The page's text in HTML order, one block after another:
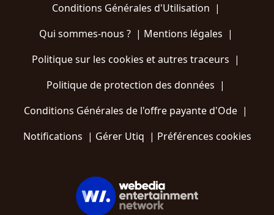
Conditions Générales d'Utilisation |
Qui sommes-nous ?| Mentions légales |
Politique sur les cookies et autres traceurs |
Politique de protection des données |
Conditions Générales de l'offre payante d'Ode |
Notifications | Gérer Utiq | Préférences cookies